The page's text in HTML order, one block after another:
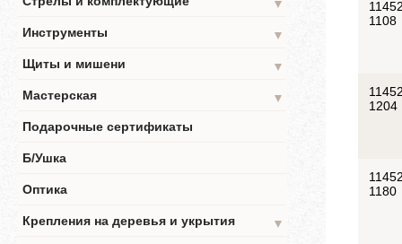
▼
Инструменты
▼
Щиты и мишени
▼
Мастерская
▼
Подарочные сертификаты
Б/Ушка
Оптика
Крепления на деревья и укрытия
▼
1108
1204
1180